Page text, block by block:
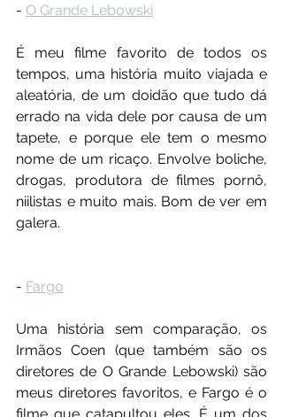
- O Grande Lebowski
É meu filme favorito de todos os
tempos, uma história muito viajada e
aleatória, de um doidão que tudo dá
errado na vida dele por causa de um
tapete, e porque ele tem o mesmo
nome de um ricaço. Envolve boliche,
drogas, produtora de filmes pornô,
niilistas e muito mais. Bom de ver em
galera.
- Fargo
Uma história sem comparação, os
Irmãos Coen (que também são os
diretores de O Grande Lebowski) são
meus diretores favoritos, e Fargo é o